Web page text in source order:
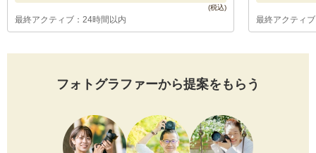
最終アクティブ：24時間以内 最終アクティ
フォトグラファーから提案をもらう